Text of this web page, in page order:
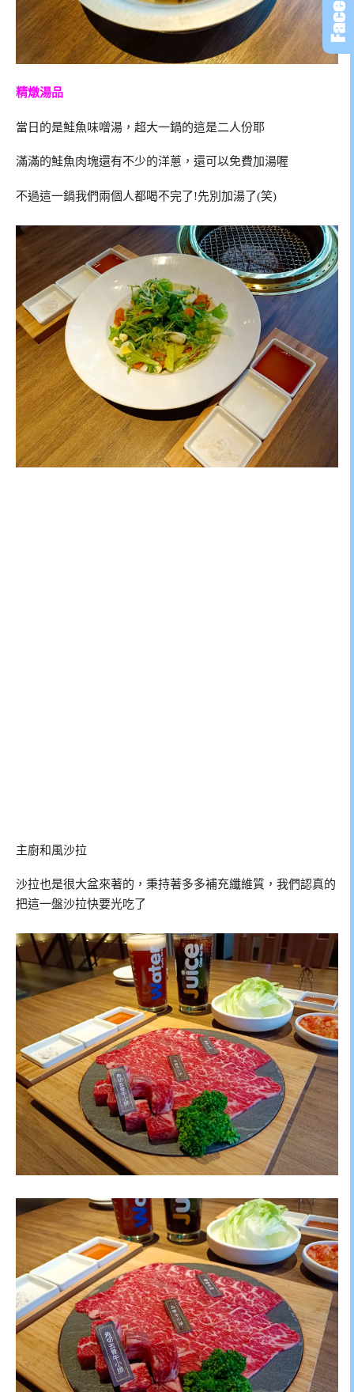
精燉湯品
當日的是鮭魚味噌湯，超大一鍋的這是二人份耶
滿滿的鮭魚肉塊還有不少的洋蔥，還可以免費加湯喔
不過這一鍋我們兩個人都喝不完了!先別加湯了(笑)
主廚和風沙拉
沙拉也是很大盆來著的，秉持著多多補充纖維質，我們認真的
把這一盤沙拉快要光吃了